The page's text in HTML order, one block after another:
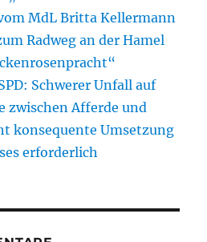
MdL Britta Kellermann
Radweg an der Hamel
Schwerer Unfall auf
zwischen Afferde und
konsequente Umsetzung
erforderlich